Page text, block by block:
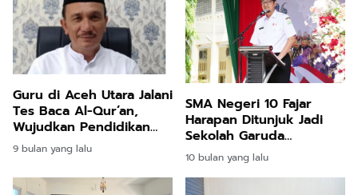
Guru di Aceh Utara Jalani
Tes Baca Al-Qur’an,
Wujudkan Pendidikan
Bernilai Islami
9 bulan yang lalu
SMA Negeri 10 Fajar
Harapan Ditunjuk Jadi
Sekolah Garuda
Transformasi: Aceh
Menapaki Jejak Sekolah
Unggul Nasional
10 bulan yang lalu